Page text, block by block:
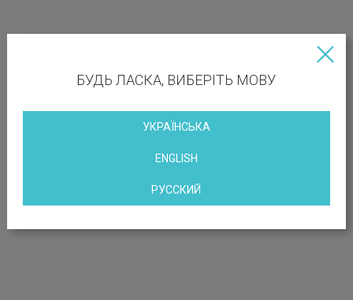
вул. Брюллова, 7, Київ, Україна
БУДЬ ЛАСКА, ВИБЕРІТЬ МОВУ
УКРАЇНСЬКА
ENGLISH
РУССКИЙ